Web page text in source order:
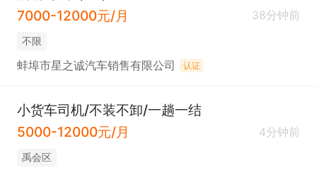
7000-12000元/月
38分钟前
不限
蚌埠市星之诚汽车销售有限公司 认证
小货车司机/不装不卸/一趟一结
5000-12000元/月
4分钟前
禹会区